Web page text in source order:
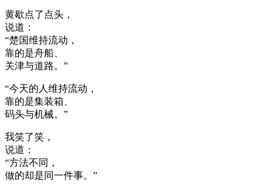
黄歇点了点头，
说道：
“楚国维持流动，
靠的是舟船、
关津与道路。”
“今天的人维持流动，
靠的是集装箱、
码头与机械。”
我笑了笑，
说道：
“方法不同，
做的却是同一件事。”